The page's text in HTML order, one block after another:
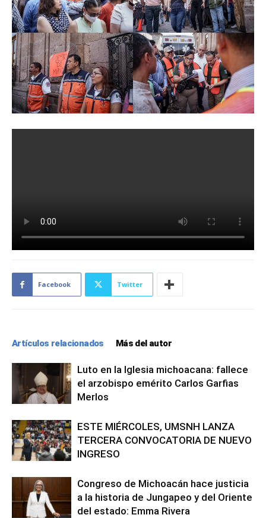
Facebook Twitter
Artículos relacionados Más del autor
Luto en la Iglesia michoacana: fallece
el arzobispo emérito Carlos Garfias
Merlos
ESTE MIÉRCOLES, UMSNH LANZA
TERCERA CONVOCATORIA DE NUEVO
INGRESO
Congreso de Michoacán hace justicia
a la historia de Jungapeo y del Oriente
del estado: Emma Rivera